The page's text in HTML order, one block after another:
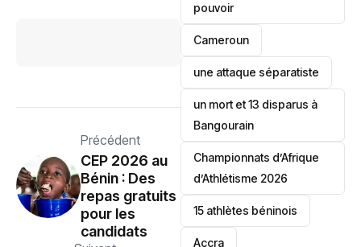
Précédent
‎CEP 2026 au
Bénin : Des
repas gratuits
pour les
candidats
pouvoir
‎Cameroun
une attaque séparatiste
un mort et 13 disparus à
Bangourain
‎Championnats d’Afrique
d’Athlétisme 2026
15 athlètes béninois
Accra